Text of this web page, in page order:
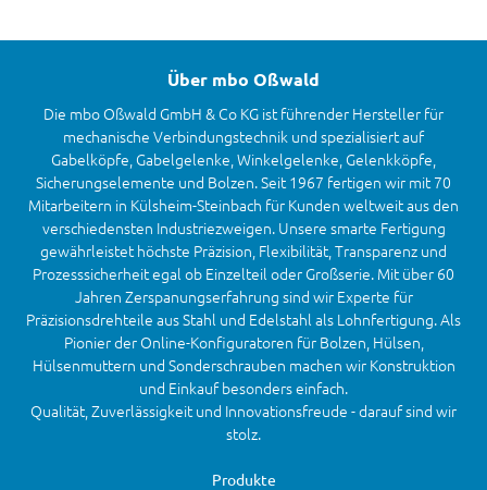
Über mbo Oßwald
Die mbo Oßwald GmbH & Co KG ist führender Hersteller für
mechanische Verbindungstechnik und spezialisiert auf
Gabelköpfe, Gabelgelenke, Winkelgelenke, Gelenkköpfe,
Sicherungselemente und Bolzen. Seit 1967 fertigen wir mit 70
Mitarbeitern in Külsheim-Steinbach für Kunden weltweit aus den
verschiedensten Industriezweigen. Unsere smarte Fertigung
gewährleistet höchste Präzision, Flexibilität, Transparenz und
Prozesssicherheit egal ob Einzelteil oder Großserie. Mit über 60
Jahren Zerspanungserfahrung sind wir Experte für
Präzisionsdrehteile aus Stahl und Edelstahl als Lohnfertigung. Als
Pionier der Online-Konfiguratoren für Bolzen, Hülsen,
Hülsenmuttern und Sonderschrauben machen wir Konstruktion
und Einkauf besonders einfach.
Qualität, Zuverlässigkeit und Innovationsfreude - darauf sind wir
stolz.
Produkte